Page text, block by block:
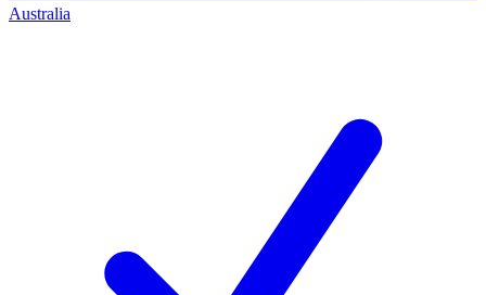
Australia